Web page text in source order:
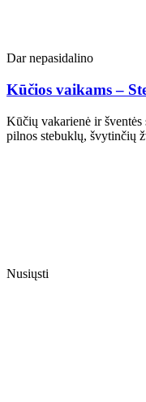
Dar nepasidalino
Kūčios vaikams –
Kūčių vakarienė ir
pilnos stebuklų, švytinčių
Nusiųsti